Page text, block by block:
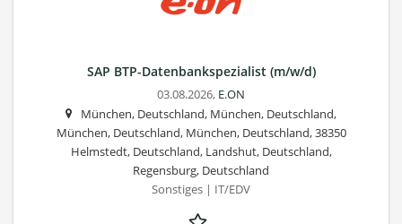
SAP BTP-Datenbankspezialist (m/w/d)
03.08.2026, E.ON
München, Deutschland, München, Deutschland,
München, Deutschland, München, Deutschland, 38350
Helmstedt, Deutschland, Landshut, Deutschland,
Regensburg, Deutschland
Sonstiges | IT/EDV